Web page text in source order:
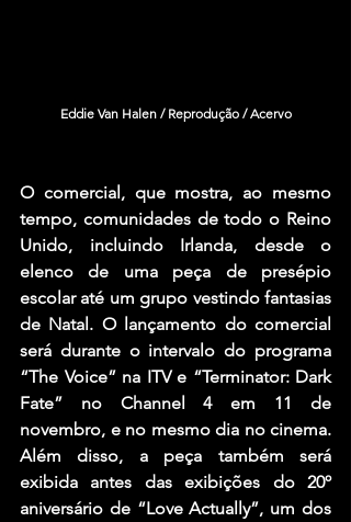
Eddie Van Halen / Reprodução / Acervo
O comercial, que mostra, ao mesmo
tempo, comunidades de todo o Reino
Unido, incluindo Irlanda, desde o
elenco de uma peça de presépio
escolar até um grupo vestindo fantasias
de Natal. O lançamento do comercial
será durante o intervalo do programa
“The Voice” na ITV e “Terminator: Dark
Fate” no Channel 4 em 11 de
novembro, e no mesmo dia no cinema.
Além disso, a peça também será
exibida antes das exibições do 20º
aniversário de “Love Actually”, um dos